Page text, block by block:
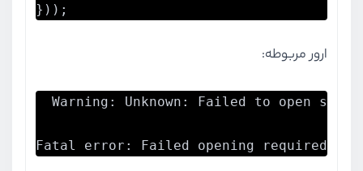
}));
ارور مربوطه:
Warning: Unknown: Failed to open
Fatal error: Failed opening required